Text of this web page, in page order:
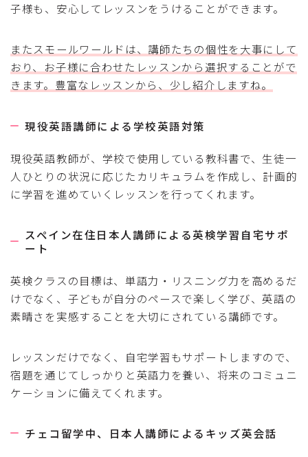
子様も、安心してレッスンをうけることができます。
またスモールワールドは、講師たちの個性を大事にして
おり、お子様に合わせたレッスンから選択することがで
きます。豊富なレッスンから、少し紹介しますね。
現役英語講師による学校英語対策
現役英語教師が、学校で使用している教科書で、生徒一
人ひとりの状況に応じたカリキュラムを作成し、計画的
に学習を進めていくレッスンを行ってくれます。
スペイン在住日本人講師による英検学習自宅サポ
ート
英検クラスの目標は、単語力・リスニング力を高めるだ
けでなく、子どもが自分のペースで楽しく学び、英語の
素晴さを実感することを大切にされている講師です。
レッスンだけでなく、自宅学習もサポートしますので、
宿題を通じてしっかりと英語力を養い、将来のコミュニ
ケーションに備えてくれます。
チェコ留学中、日本人講師によるキッズ英会話